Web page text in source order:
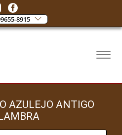
8915
AZULEJO ANTIGO